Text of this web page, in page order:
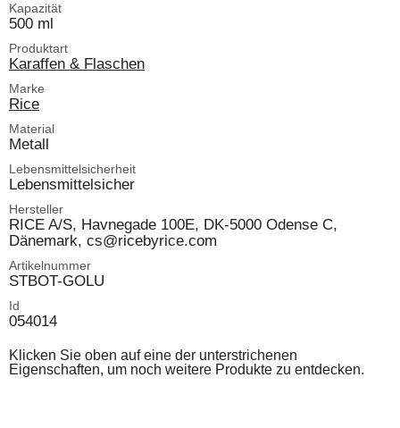
Kapazität
500 ml
Produktart
Karaffen & Flaschen
Marke
Rice
Material
Metall
Lebensmittelsicherheit
Lebensmittelsicher
Hersteller
RICE A/S, Havnegade 100E, DK-5000 Odense C,
Dänemark, cs@ricebyrice.com
Artikelnummer
STBOT-GOLU
Id
054014
Klicken Sie oben auf eine der unterstrichenen
Eigenschaften, um noch weitere Produkte zu entdecken.